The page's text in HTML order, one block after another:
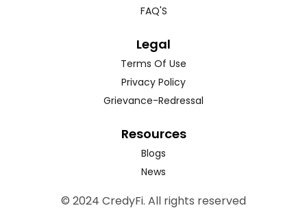
FAQ'S
Legal
Terms Of Use
Privacy Policy
Grievance-Redressal
Resources
Blogs
News
© 2024 CredyFi. All rights reserved